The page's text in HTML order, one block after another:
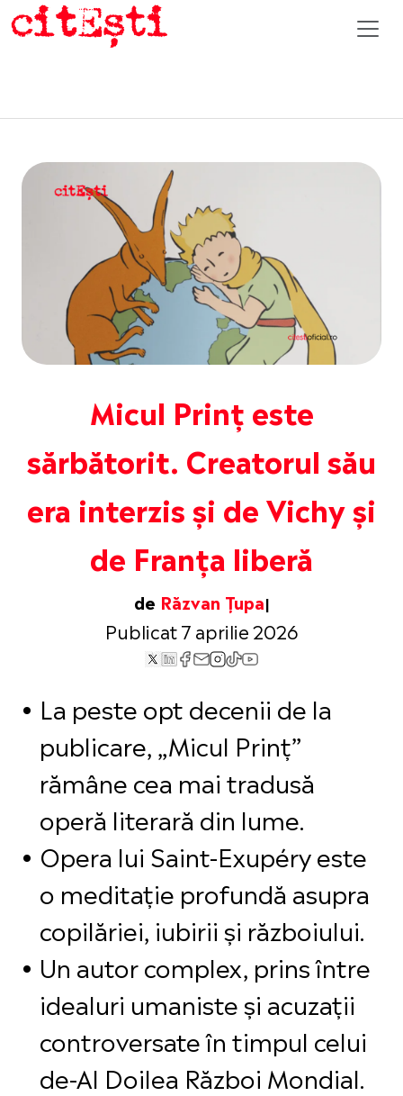
Micul Prinț este
sărbătorit. Creatorul său
era interzis și de Vichy și
de Franța liberă
de Răzvan Țupa
Publicat 7 aprilie 2026
La peste opt decenii de la
publicare, „Micul Prinț”
rămâne cea mai tradusă
operă literară din lume.
Opera lui Saint-Exupéry este
o meditație profundă asupra
copilăriei, iubirii și războiului.
Un autor complex, prins între
idealuri umaniste și acuzații
controversate în timpul celui
de-Al Doilea Război Mondial.